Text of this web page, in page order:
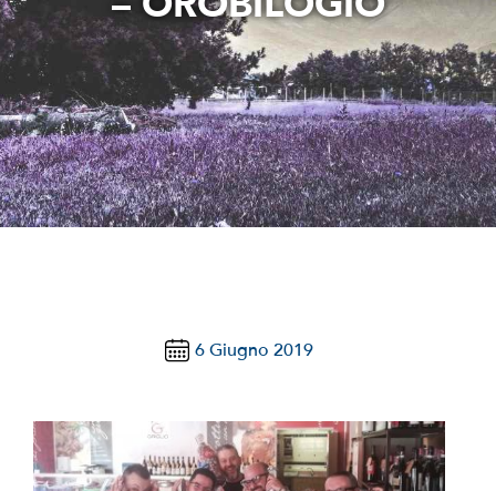
notizie
stranaragione
Cerca
per:
6 Giugno 2019